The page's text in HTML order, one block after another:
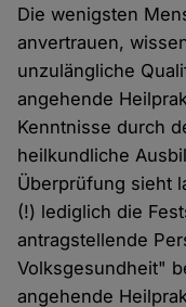
Die wenigsten
anvertrauen,
unzulängliche
angehende
Kenntnisse durch
heilkundliche
Überprüfung sieht
(!) lediglich die
antragstellende
Volksgesundheit"
angehende